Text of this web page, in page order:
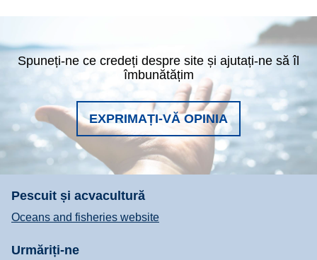
Spuneți-ne ce credeți despre site și ajutați-ne să îl
îmbunătățim
EXPRIMAȚI-VĂ OPINIA
Pescuit și acvacultură
Oceans and fisheries website
Urmăriți-ne